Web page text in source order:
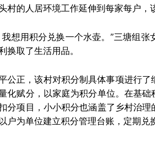
村的人居环境工作延伸到每家每户，
我想用积分兑换一个水壶。”三塘组
换取了生活用品。
公正，该村对积分制具体事项进行
化赋分，以家庭为积分单位。在基
分项目，小小积分也涵盖了乡村治
户为单位建立积分管理台账，定期兑